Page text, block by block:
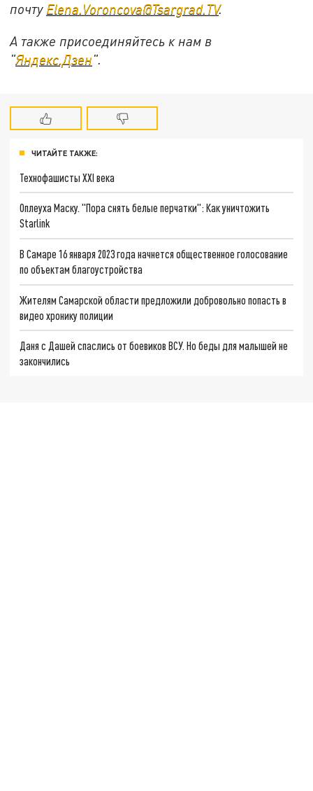
почту Elena.Voroncova@Tsargrad.TV.
А также присоединяйтесь к нам в
"Яндекс.Дзен".
ЧИТАЙТЕ ТАКЖЕ:
Технофашисты XXI века
Оплеуха Маску. "Пора снять белые перчатки": Как уничтожить
Starlink
В Самаре 16 января 2023 года начнется общественное голосование
по объектам благоустройства
Жителям Самарской области предложили добровольно попасть в
видео хронику полиции
Даня с Дашей спаслись от боевиков ВСУ. Но беды для малышей не
закончились